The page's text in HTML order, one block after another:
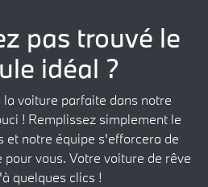
pas trouvé le
idéal ?
voiture parfaite dans notre
! Remplissez simplement le
et notre équipe s'efforcera de
vous. Votre voiture de rêve
quelques clics !